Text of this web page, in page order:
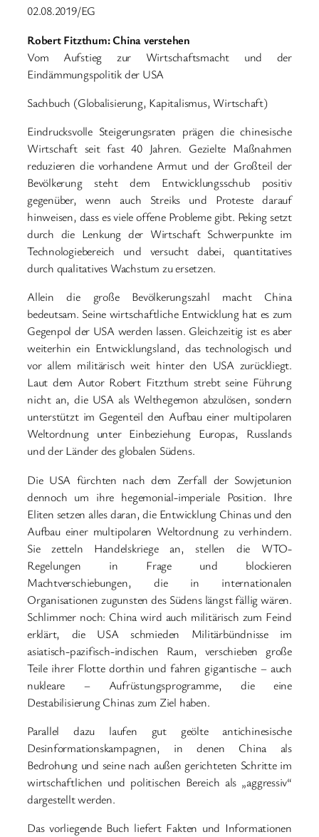
02.08.2019/EG
Robert Fitzthum: China verstehen
Vom Aufstieg zur Wirtschaftsmacht und der
Eindämmungspolitik der USA
Sachbuch (Globalisierung, Kapitalismus, Wirtschaft)
Eindrucksvolle Steigerungsraten prägen die chinesische
Wirtschaft seit fast 40 Jahren. Gezielte Maßnahmen
reduzieren die vorhandene Armut und der Großteil der
Bevölkerung steht dem Entwicklungsschub positiv
gegenüber, wenn auch Streiks und Proteste darauf
hinweisen, dass es viele offene Probleme gibt. Peking setzt
durch die Lenkung der Wirtschaft Schwerpunkte im
Technologiebereich und versucht dabei, quantitatives
durch qualitatives Wachstum zu ersetzen.
Allein die große Bevölkerungszahl macht China
bedeutsam. Seine wirtschaftliche Entwicklung hat es zum
Gegenpol der USA werden lassen. Gleichzeitig ist es aber
weiterhin ein Entwicklungsland, das technologisch und
vor allem militärisch weit hinter den USA zurückliegt.
Laut dem Autor Robert Fitzthum strebt seine Führung
nicht an, die USA als Welthegemon abzulösen, sondern
unterstützt im Gegenteil den Aufbau einer multipolaren
Weltordnung unter Einbeziehung Europas, Russlands
und der Länder des globalen Südens.
Die USA fürchten nach dem Zerfall der Sowjetunion
dennoch um ihre hegemonial-imperiale Position. Ihre
Eliten setzen alles daran, die Entwicklung Chinas und den
Aufbau einer multipolaren Weltordnung zu verhindern.
Sie zetteln Handelskriege an, stellen die WTO-
Regelungen in Frage und blockieren
Machtverschiebungen, die in internationalen
Organisationen zugunsten des Südens längst fällig wären.
Schlimmer noch: China wird auch militärisch zum Feind
erklärt, die USA schmieden Militärbündnisse im
asiatisch-pazifisch-indischen Raum, verschieben große
Teile ihrer Flotte dorthin und fahren gigantische – auch
nukleare – Aufrüstungsprogramme, die eine
Destabilisierung Chinas zum Ziel haben.
Parallel dazu laufen gut geölte antichinesische
Desinformationskampagnen, in denen China als
Bedrohung und seine nach außen gerichteten Schritte im
wirtschaftlichen und politischen Bereich als „aggressiv“
dargestellt werden.
Das vorliegende Buch liefert Fakten und Informationen